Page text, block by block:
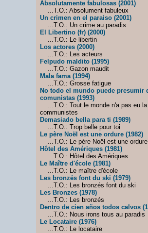
Absolutamente fabulosas (2001)
...T.O.: Absolument fabuleux
Un crimen en el paraiso (2001)
...T.O.: Un crime au paradis
El Libertino (fr) (2000)
...T.O.: Le libertin
Los actores (2000)
...T.O.: Les acteurs
Felpudo maldito (1995)
...T.O.: Gazon maudit
Mala fama (1994)
...T.O.: Grosse fatigue
No todo el mundo puede presumir
comunistas (1993)
...T.O.: Tout le monde n'a pas eu
communistes
Demasiado bella para ti (1989)
...T.O.: Trop belle pour toi
Le père Noël est une ordure (1982)
...T.O.: Le père Noël est une ordure
Hôtel des Amériques (1981)
...T.O.: Hôtel des Amériques
Le Maître d'école (1981)
...T.O.: Le maître d'école
Les bronzés font du ski (1979)
...T.O.: Les bronzés font du ski
Les Bronzes (1978)
...T.O.: Les bronzés
Dentro de cien años todos calvos
...T.O.: Nous irons tous au paradis
Le Locataire (1976)
...T.O.: Le locataire